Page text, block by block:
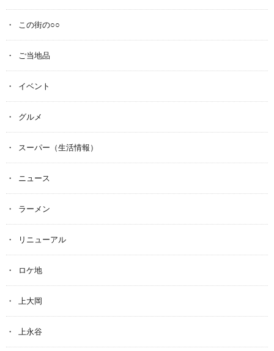
この街の○○
ご当地品
イベント
グルメ
スーパー（生活情報）
ニュース
ラーメン
リニューアル
ロケ地
上大岡
上永谷